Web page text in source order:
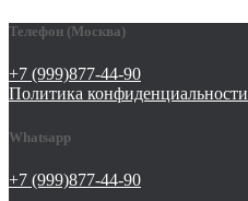
Телефон (Москва)
+7 (999)877-44-90
Политика конфиденциальности
Whatsapp
+7 (999)877-44-90